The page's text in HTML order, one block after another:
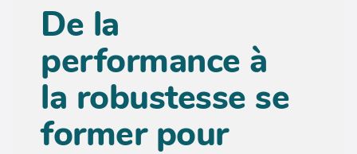
De la
performance à
la robustesse se
former pour